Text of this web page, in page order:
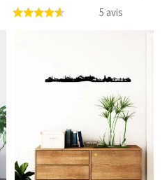
5 avis